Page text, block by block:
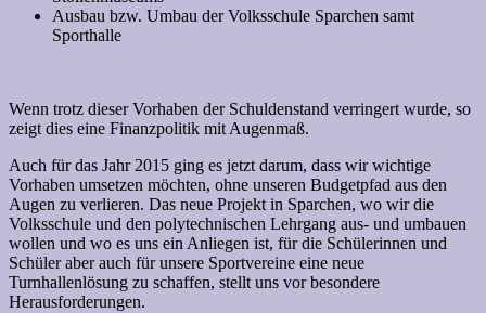
Ausbau bzw. Umbau der Volksschule Sparchen samt
Sporthalle
Wenn trotz dieser Vorhaben der Schuldenstand verringert wurde, so
zeigt dies eine Finanzpolitik mit Augenmaß.
Auch für das Jahr 2015 ging es jetzt darum, dass wir wichtige
Vorhaben umsetzen möchten, ohne unseren Budgetpfad aus den
Augen zu verlieren. Das neue Projekt in Sparchen, wo wir die
Volksschule und den polytechnischen Lehrgang aus- und umbauen
wollen und wo es uns ein Anliegen ist, für die Schülerinnen und
Schüler aber auch für unsere Sportvereine eine neue
Turnhallenlösung zu schaffen, stellt uns vor besondere
Herausforderungen.